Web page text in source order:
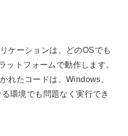
ケーションは、どのOSでも
ットフォームで動作します。
れたコードは、Windows、
環境でも問題なく実行でき